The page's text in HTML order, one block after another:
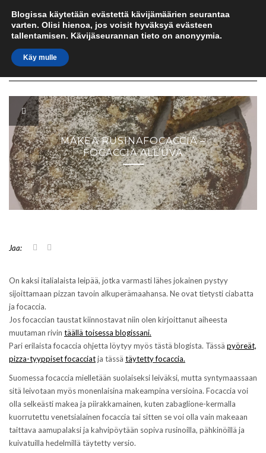
content
IN UMIDO
kulinaristinen sydän italiassa
Navigation
MAKEA RUSINAFOCACCIA –
FOCACCIA ALL’UVA
Jaa:
w
t
t
r
i
s
s
ä
(
v
a
u
t
u
u
u
u
d
a
e
o
k
i
s
s
a
A
v
a
u
t
u
u
u
On kaksi italialaista leipää, jotka varmasti lähes jokainen pystyy
sijoittamaan pizzan tavoin alkuperämaahansa. Ne ovat tietysti ciabatta
ja focaccia.
Jos focaccian taustat kiinnostavat niin olen kirjoittanut aiheesta
muutaman rivin täällä toisessa blogissani.
Pari erilaista focaccia ohjetta löytyy myös tästä blogista. Tässä pyöreät,
pizza-tyyppiset focacciatja tässä täytetty focaccia.
Suomessa focaccia mielletään suolaiseksi leiväksi, mutta syntymaassaan
sitä leivotaan myös monenlaisina makeampina versioina. Focaccia voi
olla selkeästi makea ja piirakkamainen, kuten zabaglione-kermalla
kuorrutettu venetsialainen focaccia tai sitten se voi olla vain makeaan
taittava aamupalaksi ja kahvipöytään sopiva rusinoilla, pähkinöillä ja
kuivatuilla hedelmillä täytetty versio.
Blogissa käytetään evästettä kävijämäärien seurantaa
varten. Olisi hienoa, jos voisit hyväksyä evästeen
tallentamisen. Kävijäseurannan tieto on anonyymia.
Käy mulle